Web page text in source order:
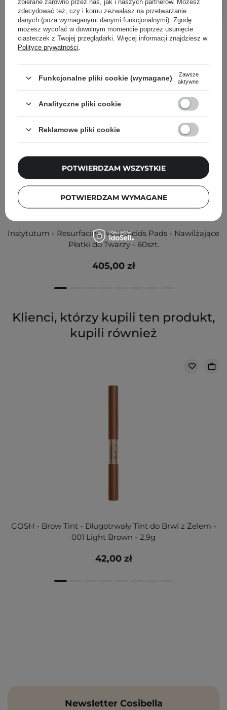
Inni klienci sprawdzali również
Instytutum - Resurfacing Multi-Acids Pads - Nawilżające
Płatki do Twarzy - 60szt.
405,00 zł
Klienci, którzy kupili ten produkt,
kupili również
GOSH - Brow Tint - Długotrwały Tint do Brwi z Żelem -
001 Light Brown - 2,9g
42,00 zł
Newsletter Cosibella
zbierane zarówno przez nas, jak i naszych partnerów. Możesz
zdecydować też, czy i komu zezwalasz na przetwarzanie
danych (poza wymaganymi danymi funkcjonalnymi). Zgodę
możesz wycofać w dowolnym momencie poprzez usunięcie
ciasteczek z Twojej przeglądarki. Więcej informacji znajdziesz w
Polityce prywatności
Funkcjonalne pliki cookie (wymagane)
Zawsze
aktywne
Analityczne pliki cookie
Reklamowe pliki cookie
POTWIERDZAM WYMAGANE
POTWIERDZAM WSZYSTKIE